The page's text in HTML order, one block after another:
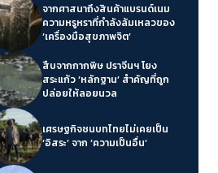
จากศาสนาถึงสินค้าแบรนด์เนม
ความหรูหราที่กำลังล้มเหลวของ
‘เครื่องมือสุขภาพจิต’
สืบจากกากพิษ ปราจีนฯ โยง
สระแก้ว ‘หลักฐาน’ สำคัญที่ถูก
ปล่อยให้ลอยนวล
เศรษฐกิจชนบทไทยไม่เคยเป็น
‘อิสระ’ จาก ‘ความเป็นอื่น’